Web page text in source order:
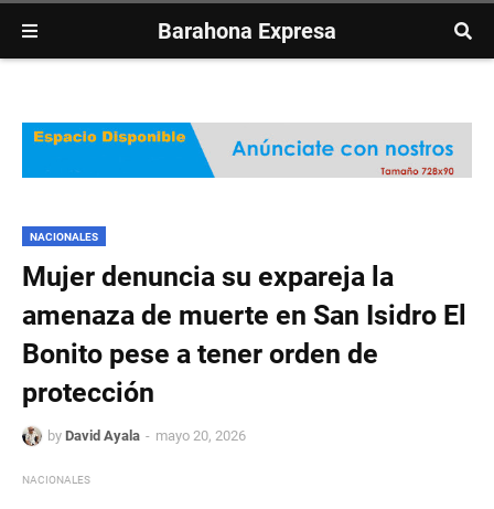
Barahona Expresa
NACIONALES
Mujer denuncia su expareja la
amenaza de muerte en San Isidro El
Bonito pese a tener orden de
protección
by David Ayala mayo 20, 2026
NACIONALES